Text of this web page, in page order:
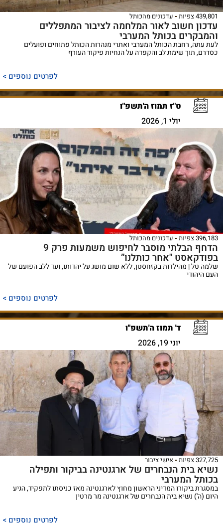
439,801 צפיות עדכונים מהכותל
עדכון חשוב לאור המלחמה לציבור המתפללים
והמבקרים בכותל המערבי
לעת עתה, רחבת הכותל המערבי ואתרי מנהרות הכותל פתוחים ופועלים
כסדרם, תוך שימת לב והקפדה על הנחיות פיקוד העורף
לפרטים נוספים >
ט"ז תמוז ה'תשפ"ו
יולי 1, 2026
396,183 צפיות עדכונים מהכותל
הדחף הבלתי מוסבר לחיפוש משמעות פרק 9
בפודקאסט "אחר כותלנו”
שלמה טל | מהילדות בקזחסטן, ללא שום מושג על יהדותו, ועד ללב הפועם של
העם היהודי
לפרטים נוספים >
ד' תמוז ה'תשפ"ו
יוני 19, 2026
327,725 צפיות אישי ציבור
נשיא בית הנבחרים של ארגנטינה בביקור ותפילה
בכותל המערבי
במסגרת ביקורו המדיני הראשון מחוץ לארגנטינה מאז כניסתו לתפקיד, הגיע
היום (ה') נשיא בית הנבחרים של ארגנטינה מר מרטין
לפרטים נוספים >